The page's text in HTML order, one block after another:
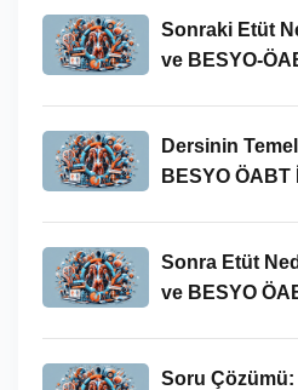
Sonraki Etüt
ve BESYO-
Dersinin
BESYO ÖABT
Sonra Etüt
ve BESYO
Soru Çözümü: